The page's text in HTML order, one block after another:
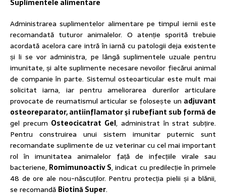
Suplimentele alimentare
Administrarea suplimentelor alimentare pe timpul iernii este
recomandată tuturor animalelor. O atenție sporită trebuie
acordată acelora care intră în iarnă cu patologii deja existente
și li se vor administra, pe lângă suplimentele uzuale pentru
imunitate, și alte suplimente necesare nevoilor fiecărui animal
de companie în parte. Sistemul osteoarticular este mult mai
solicitat iarna, iar pentru ameliorarea durerilor articulare
provocate de reumatismul articular se folosește un adjuvant
osteoreparator, antiinflamator şi rubefiant sub formă de
gel precum Osteocicatrat Gel, administrat în strat subțire.
Pentru construirea unui sistem imunitar puternic sunt
recomandate suplimente de uz veterinar cu cel mai important
rol în imunitatea animalelor față de infecțiile virale sau
bacteriene, Romimunoactiv S, indicat cu predilecție în primele
48 de ore ale nou-născuților. Pentru protecția pielii și a blănii,
se recomandă Biotină Super.